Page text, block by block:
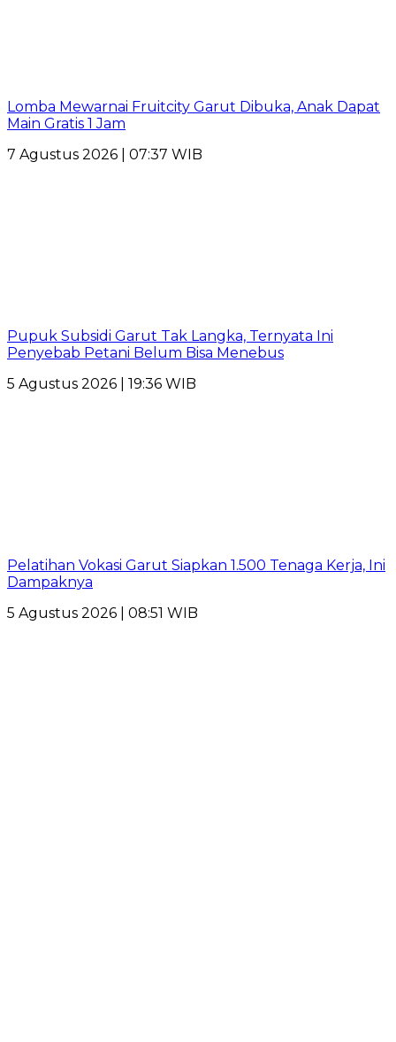
Lomba Mewarnai Fruitcity Garut Dibuka, Anak Dapat
Main Gratis 1 Jam
7 Agustus 2026 | 07:37 WIB
Pupuk Subsidi Garut Tak Langka, Ternyata Ini
Penyebab Petani Belum Bisa Menebus
5 Agustus 2026 | 19:36 WIB
Pelatihan Vokasi Garut Siapkan 1.500 Tenaga Kerja, Ini
Dampaknya
5 Agustus 2026 | 08:51 WIB